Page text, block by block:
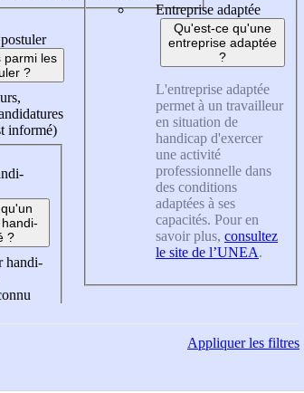
parmi les
?
informé)
?
handi-
Entreprise adaptée
Qu'est-ce qu'une
entreprise adaptée
?
L'entreprise adaptée
permet à un travailleur
en situation de
handicap d'exercer
une activité
professionnelle dans
des conditions
adaptées à ses
capacités. Pour en
savoir plus, consultez
le site de l’UNEA.
Appliquerles filtres